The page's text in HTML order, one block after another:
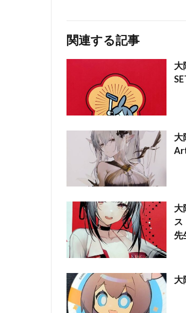
関連する記事
大
大
大
先
大